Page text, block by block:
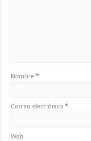
Nombre*
Correo electrónico*
Web